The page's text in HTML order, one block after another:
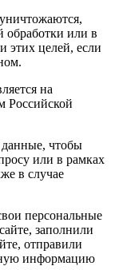
обработки или в
этих целей, если
на
Российской
чтобы
или в рамках
в случае
персональные
заполнили
отправили
информацию